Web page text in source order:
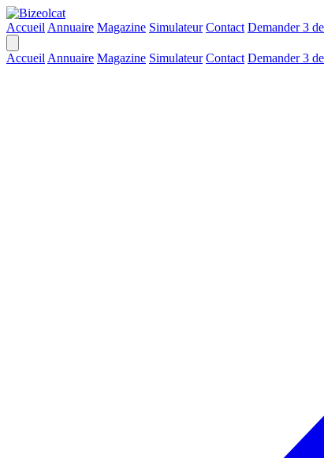
Accueil Annuaire Magazine Simulateur Contact Demander 3
Accueil Annuaire Magazine Simulateur Contact Demander 3